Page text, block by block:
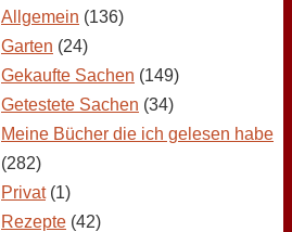
Allgemein (136)
Garten (24)
Gekaufte Sachen (149)
Getestete Sachen (34)
Meine Bücher die ich gelesen habe
(282)
Privat(1)
Rezepte (42)